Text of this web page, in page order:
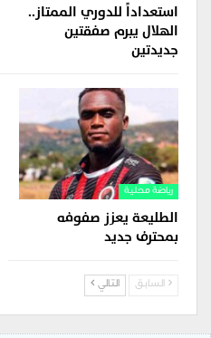
استعداداً للدوري الممتاز..
الهلال يبرم صفقتين
جديدتين
رياضة محلية
الطليعة يعزز صفوفه
بمحترف جديد
السابق التالي